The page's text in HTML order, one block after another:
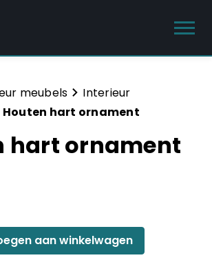
meubels
Interieur
Houten hart ornament
hart ornament
aan winkelwagen